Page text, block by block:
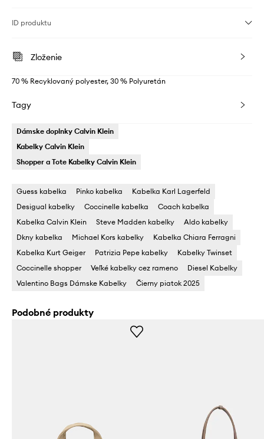
ID produktu
Zloženie
70 % Recyklovaný polyester, 30 % Polyuretán
Tagy
Dámske doplnky Calvin Klein
Kabelky Calvin Klein
Shopper a Tote Kabelky Calvin Klein
Guess kabelka Pinko kabelka
Kabelka Karl Lagerfeld
Desigual kabelky
Coccinelle kabelka
Coach kabelka
Kabelka Calvin Klein
Steve Madden kabelky
Aldo kabelky
Dkny kabelka
Michael Kors kabelky
Kabelka Chiara Ferragni
Kabelka Kurt Geiger
Patrizia Pepe kabelky
Kabelky Twinset
Coccinelle shopper
Veľké kabelky cez rameno
Diesel Kabelky
Valentino Bags Dámske Kabelky
Čierny piatok 2025
Podobné produkty